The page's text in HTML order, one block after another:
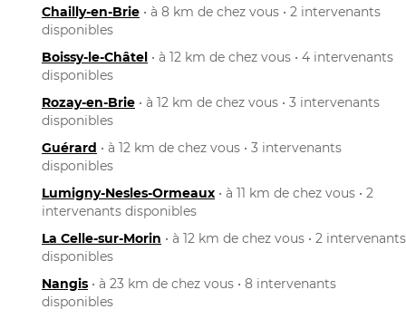
Chailly-en-Brie • à 8 km de chez vous • 2 intervenants
disponibles
Boissy-le-Châtel • à 12 km de chez vous • 4 intervenants
disponibles
Rozay-en-Brie • à 12 km de chez vous • 3 intervenants
disponibles
Guérard • à 12 km de chez vous • 3 intervenants
disponibles
Lumigny-Nesles-Ormeaux • à 11 km de chez vous • 2
intervenants disponibles
La Celle-sur-Morin • à 12 km de chez vous • 2 intervenants
disponibles
Nangis • à 23 km de chez vous • 8 intervenants
disponibles